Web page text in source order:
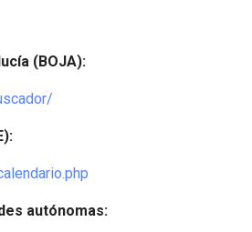
(BOJA):
autónomas: